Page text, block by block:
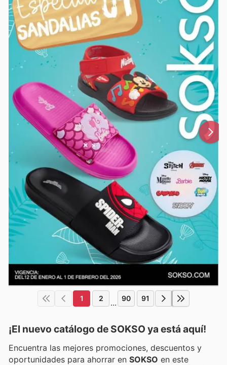
1 2 ... 90 91
¡El nuevo catálogo de SOKSO ya está aquí!
Encuentra las mejores promociones, descuentos y
oportunidades para ahorrar en SOKSO en este